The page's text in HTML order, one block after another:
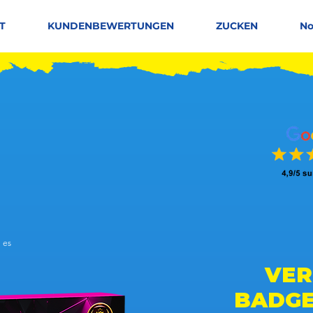
KUNDENBEWERTUNGEN ZUCKEN
es auf 150 Stimmen, Leute mögen es